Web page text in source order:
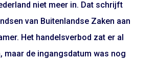
niet meer in. Dat schrijft
van Buitenlandse Zaken aan
Het handelsverbod zat er al
maar de ingangsdatum was nog